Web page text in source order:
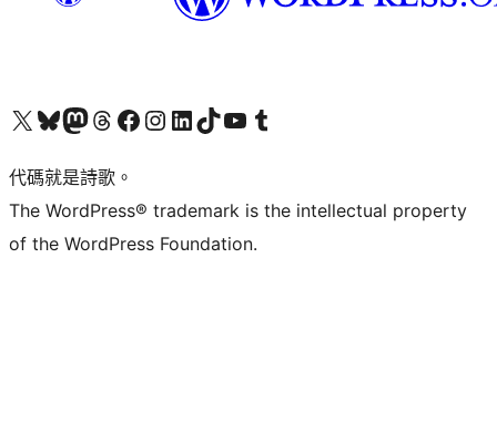
Visit our X (formerly Twitter) account
Visit our Bluesky account
Visit our Mastodon account
Visit our Threads account
訪問我們的 Facebook 專頁Visit our Instagram account
Visit our LinkedIn account
Visit our TikTok account
Visit our YouTube channel
Visit our Tumblr account
代碼就是詩歌。
The WordPress® trademark is the intellectual property
of the WordPress Foundation.